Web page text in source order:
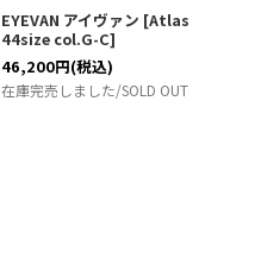
EYEVAN アイヴァン [Atlas
44size col.G-C]
46,200円(税込)
在庫完売しました/SOLD OUT